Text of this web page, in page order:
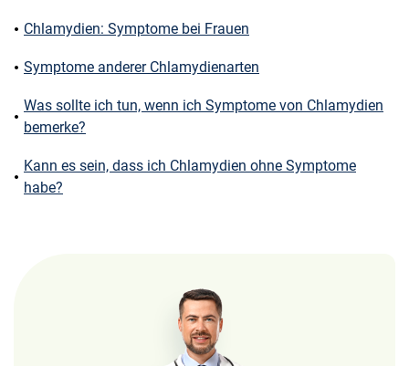
Chlamydien: Symptome bei Frauen
Symptome anderer Chlamydienarten
Was sollte ich tun, wenn ich Symptome von Chlamydien
bemerke?
Kann es sein, dass ich Chlamydien ohne Symptome
habe?